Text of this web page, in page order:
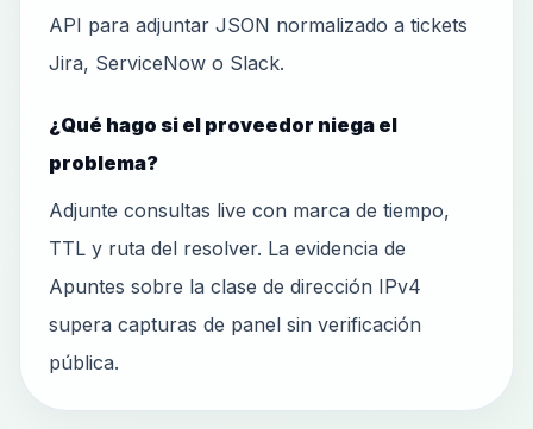
API para adjuntar JSON normalizado a tickets
Jira, ServiceNow o Slack.
¿Qué hago si el proveedor niega el
problema?
Adjunte consultas live con marca de tiempo,
TTL y ruta del resolver. La evidencia de
Apuntes sobre la clase de dirección IPv4
supera capturas de panel sin verificación
pública.